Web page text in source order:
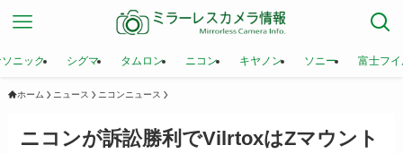
ニック シグマ タムロン ニコン キヤノン ソニー 富士フ
ホーム ニュース ニコンニュース
ニコンが訴訟勝利でVilrtoxはZマウント